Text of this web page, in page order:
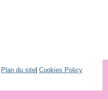
Plan du site| Cookies Policy